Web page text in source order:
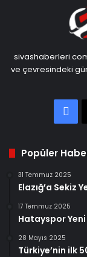
ve çevresindeki
Popüler
31 Temmuz 2025
Elazığ’a Sekiz
17 Temmuz 2025
Hatayspor Yeni
28 Mayıs 2025
Türkiye’nin ilk